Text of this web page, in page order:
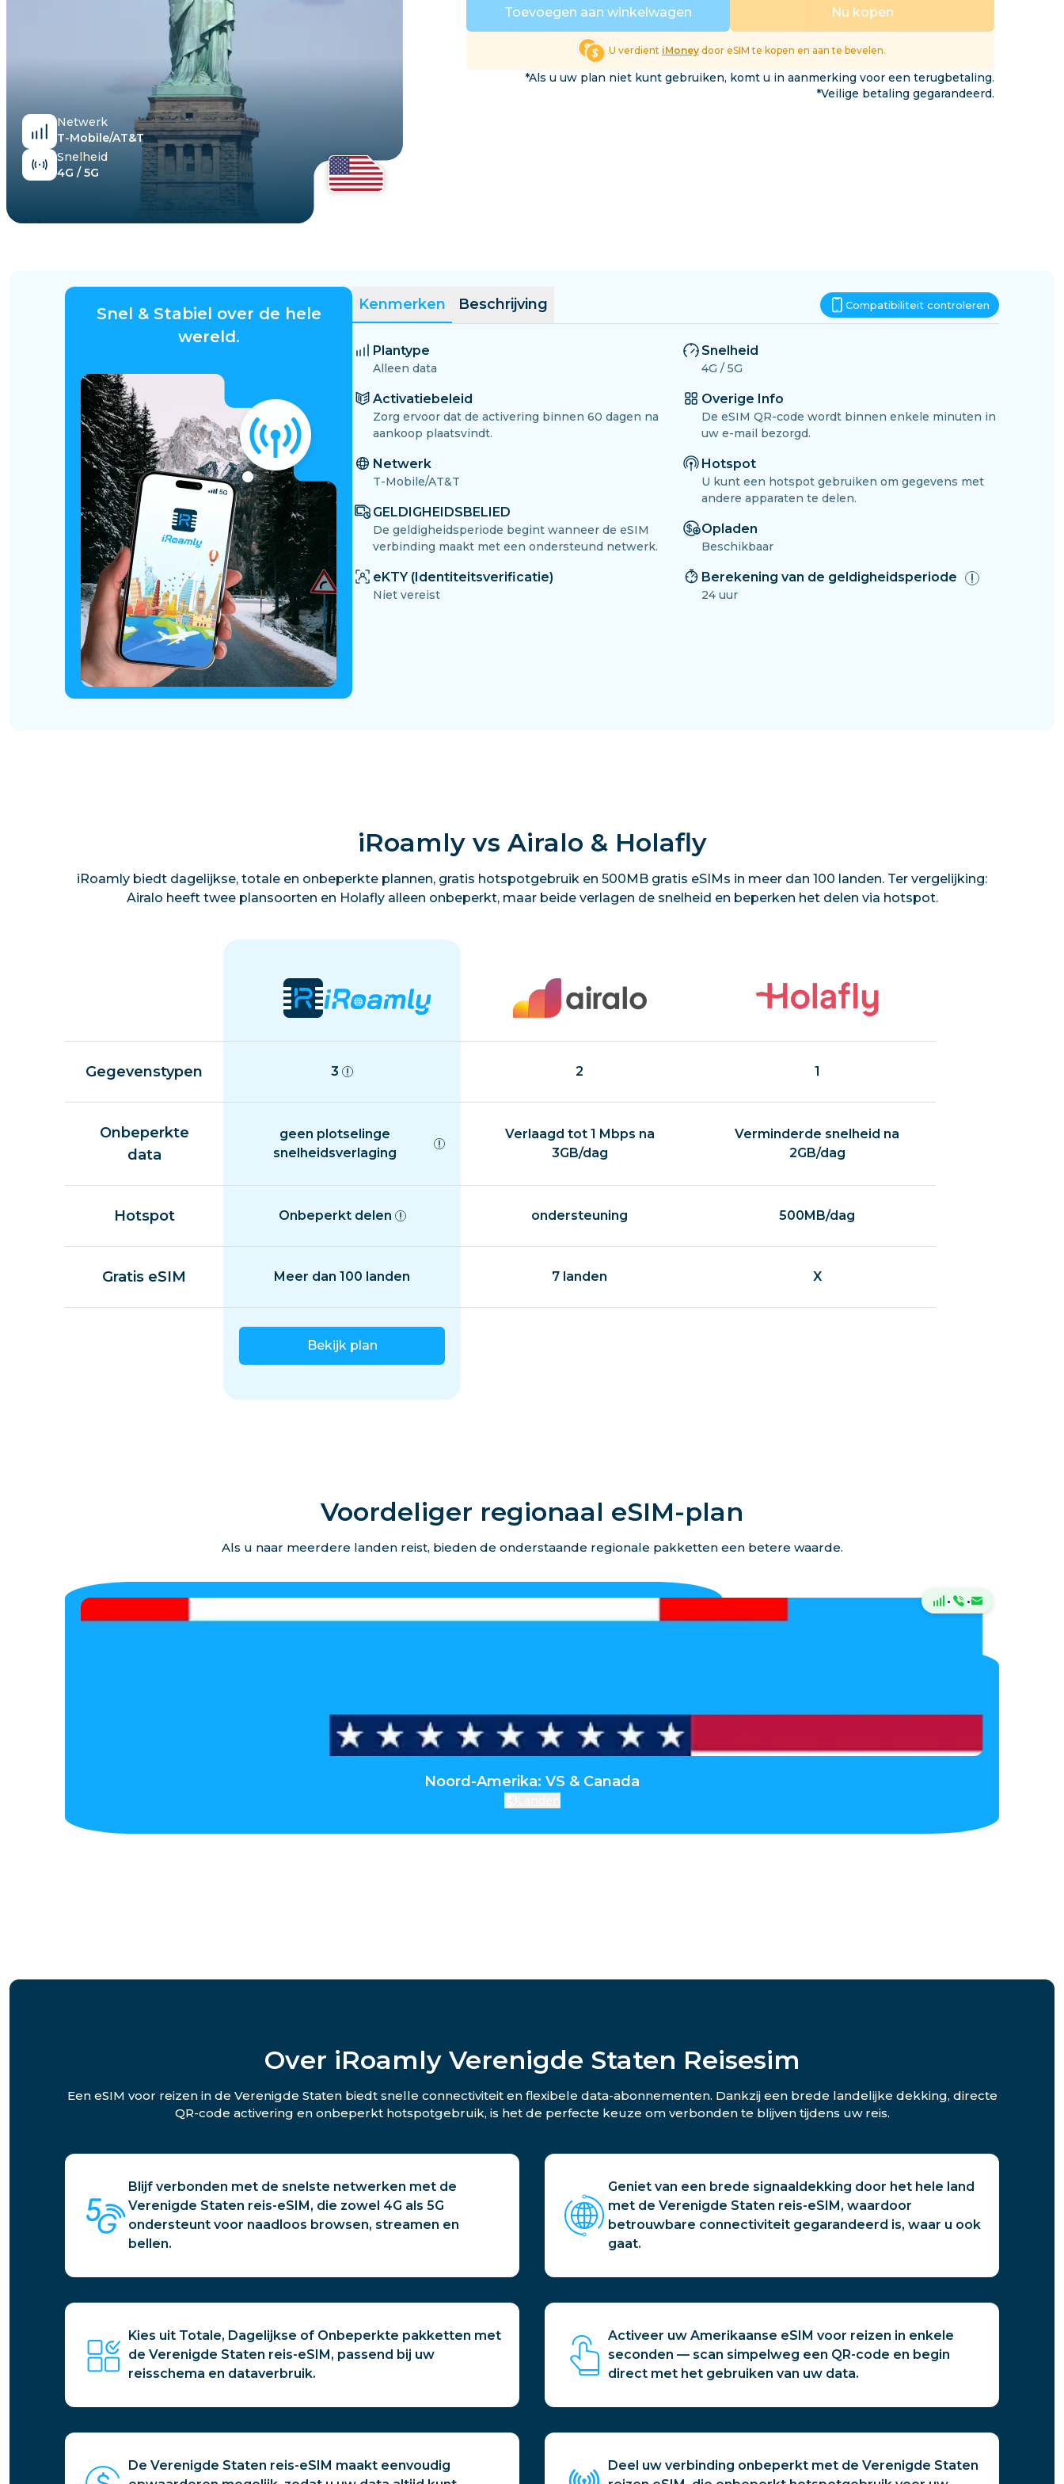
Verken Alle Bestemmingen
Netwerk
T-Mobile/AT&T
Snelheid
4G / 5G
Toevoegen aan winkelwagen Nu kopen
U verdient iMoneydoor eSIM te kopen en aan te bevelen.
*Als u uw plan niet kunt gebruiken, komt u in aanmerking voor een terugbetaling.
*Veilige betaling gegarandeerd.
Snel & Stabiel over de hele
wereld.
Kenmerken Beschrijving Compatibiliteit controleren
Plantype
Alleen data
Activatiebeleid
Zorg ervoor dat de activering binnen 60 dagen na
aankoop plaatsvindt.
Netwerk
T-Mobile/AT&T
GELDIGHEIDSBELIED
De geldigheidsperiode begint wanneer de eSIM
verbinding maakt met een ondersteund netwerk.
eKTY (Identiteitsverificatie)
Niet vereist
Snelheid
4G / 5G
Overige Info
De eSIM QR-code wordt binnen enkele minuten in
uw e-mail bezorgd.
Hotspot
U kunt een hotspot gebruiken om gegevens met
andere apparaten te delen.
Opladen
Beschikbaar
Berekening van de geldigheidsperiode
24 uur
iRoamly vs Airalo & Holafly
iRoamly biedt dagelijkse, totale en onbeperkte plannen, gratis hotspotgebruik en 500MB gratis eSIMs in meer dan 100 landen. Ter vergelijking:
Airalo heeft twee plansoorten en Holafly alleen onbeperkt, maar beide verlagen de snelheid en beperken het delen via hotspot.
Gegevenstypen 3 2 1
Onbeperkte
data
geen plotselinge
snelheidsverlaging
Verlaagd tot 1 Mbps na
3GB/dag
Verminderde snelheid na
2GB/dag
Hotspot Onbeperkt delen ondersteuning 500MB/dag
Gratis eSIM Meer dan 100 landen 7 landen X
Bekijk plan
Voordeliger regionaal eSIM-plan
Als u naar meerdere landen reist, bieden de onderstaande regionale pakketten een betere waarde.
· ·
Noord-Amerika: VS & Canada
Over iRoamly Verenigde Staten Reisesim
Een eSIM voor reizen in de Verenigde Staten biedt snelle connectiviteit en flexibele data-abonnementen. Dankzij een brede landelijke dekking, directe
QR-code activering en onbeperkt hotspotgebruik, is het de perfecte keuze om verbonden te blijven tijdens uw reis.
Blijf verbonden met de snelste netwerken met de
Verenigde Staten reis-eSIM, die zowel 4G als 5G
ondersteunt voor naadloos browsen, streamen en
bellen.
Geniet van een brede signaaldekking door het hele land
met de Verenigde Staten reis-eSIM, waardoor
betrouwbare connectiviteit gegarandeerd is, waar u ook
gaat.
Kies uit Totale, Dagelijkse of Onbeperkte pakketten met
de Verenigde Staten reis-eSIM, passend bij uw
reisschema en dataverbruik.
Activeer uw Amerikaanse eSIM voor reizen in enkele
seconden — scan simpelweg een QR-code en begin
direct met het gebruiken van uw data.
De Verenigde Staten reis-eSIM maakt eenvoudig
Deel uw verbinding onbeperkt met de Verenigde Staten